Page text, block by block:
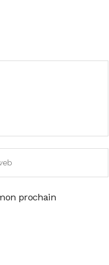
prochain